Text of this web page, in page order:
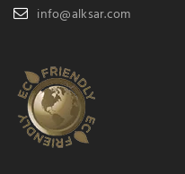
info@alksar.com